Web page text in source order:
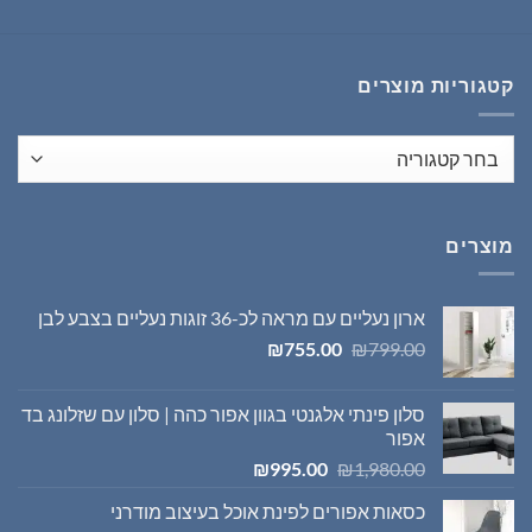
קטגוריות מוצרים
מוצרים
ארון נעליים עם מראה לכ-36 זוגות נעליים בצבע לבן
₪799.00
המחיר
₪799.00.
₪755.00
המחיר
₪755.00.
סלון פינתי אלגנטי בגוון אפור כהה | סלון עם שזלונג בד
אפור
₪1,980.00
המחיר
היה:
₪995.00
המחיר
הוא:
כסאות אפורים לפינת אוכל בעיצוב מודרני